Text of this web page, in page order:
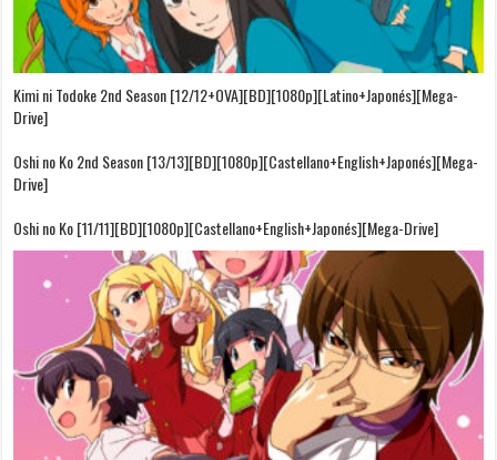
Kimi ni Todoke 2nd Season [12/12+OVA][BD][1080p][Latino+Japonés][Mega-
Drive]
Oshi no Ko 2nd Season [13/13][BD][1080p][Castellano+English+Japonés][Mega-
Drive]
Oshi no Ko [11/11][BD][1080p][Castellano+English+Japonés][Mega-Drive]